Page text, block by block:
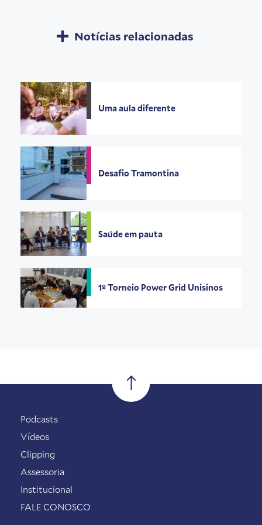
Notícias relacionadas
Uma aula diferente
Desafio Tramontina
Saúde em pauta
1º Torneio Power Grid Unisinos
Podcasts
Vídeos
Clipping
Assessoria
Institucional
FALE CONOSCO